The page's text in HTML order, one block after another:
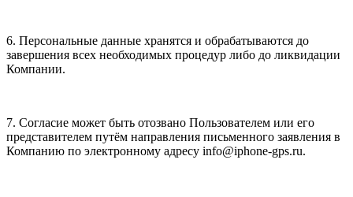
6. Персональные данные хранятся и обрабатываются до
завершения всех необходимых процедур либо до ликвидации
Компании.
7. Согласие может быть отозвано Пользователем или его
представителем путём направления письменного заявления в
Компанию по электронному адресу info@iphone-gps.ru.